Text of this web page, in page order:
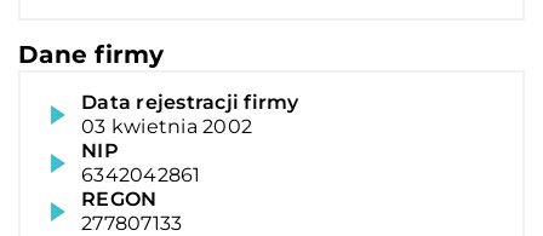
Dane firmy
Data rejestracji firmy
03 kwietnia 2002
NIP
6342042861
REGON
277807133